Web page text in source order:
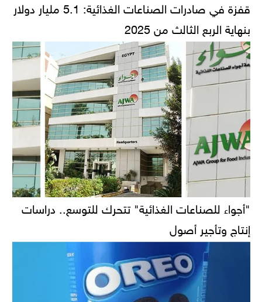
قفزة في صادرات الصناعات الغذائية: 5.1 مليار دولار
بنهاية الربع الثالث من 2025
"أجواء للصناعات الغذائية" تتحرك للتوسع.. دراسات
إنتاج وتأجير أصول